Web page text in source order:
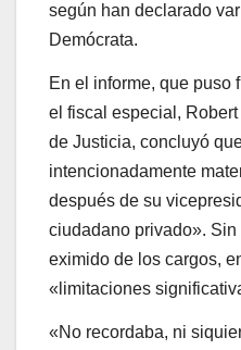
según han declarado
Demócrata.
En el informe, que puso
el fiscal especial,
de Justicia, concluyó
intencionadamente
después de su
ciudadano privado».
eximido de los cargos,
«limitaciones
«No recordaba, ni